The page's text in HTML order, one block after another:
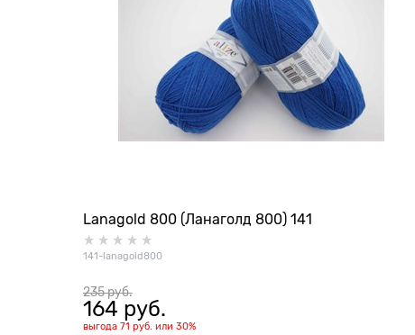
Lanagold 800 (Ланаголд 800) 141
141-lanagold800
235 руб.
164 руб.
выгода 71 руб. или 30%